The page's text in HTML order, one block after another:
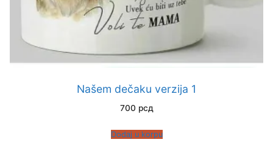
Našem dečaku verzija 1
700 рсд
Dodaj u korpu